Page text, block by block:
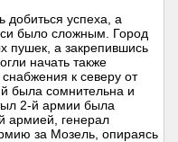
добиться успеха, а
было сложным. Город
пушек, а закрепившись
начать также
к северу от
была сомнительна и
2-й армии была
армией, генерал
за Мозель, опираясь